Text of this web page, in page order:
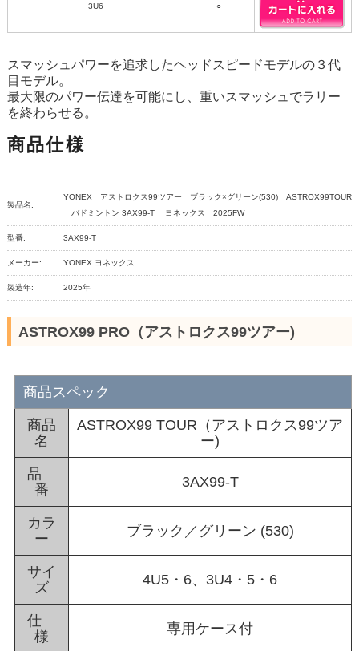
3U6 ○
スマッシュパワーを追求したヘッドスピードモデルの３代
目モデル。
最大限のパワー伝達を可能にし、重いスマッシュでラリー
を終わらせる。
商品仕様
製品名:
YONEX アストロクス99ツアー ブラック×グリーン(530) ASTROX99TOUR
バドミントン 3AX99-T ヨネックス 2025FW
型番: 3AX99-T
メーカー: YONEX ヨネックス
製造年: 2025年
ASTROX99 PRO（アストロクス99ツアー)
商品スペック
商品
名
ASTROX99 TOUR（アストロクス99ツア
ー)
品
番
3AX99-T
カラ
ー
ブラック／グリーン (530)
サイ
ズ
4U5・6、3U4・5・6
仕
様
専用ケース付